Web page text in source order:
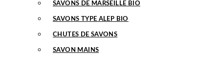
SAVONS DE MARSEILLE BIO
SAVONS TYPE ALEP BIO
CHUTES DE SAVONS
SAVON MAINS